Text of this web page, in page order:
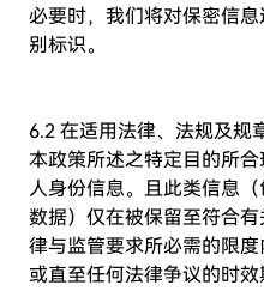
必要时，我们将对保密信
别标识。
6.2 在适用法律、法规及规
本政策所述之特定目的所
人身份信息。且此类信息
数据）仅在被保留至符合
律与监管要求所必需的限度
或直至任何法律争议的时效